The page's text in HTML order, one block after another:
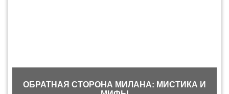
ОБРАТНАЯ СТОРОНА МИЛАНА: МИСТИКА И